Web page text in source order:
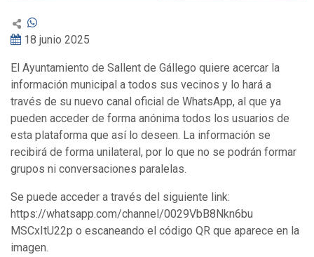
18 junio 2025
El Ayuntamiento de Sallent de Gállego quiere acercar la
información municipal a todos sus vecinos y lo hará a
través de su nuevo canal oficial de WhatsApp, al que ya
pueden acceder de forma anónima todos los usuarios de
esta plataforma que así lo deseen. La información se
recibirá de forma unilateral, por lo que no se podrán formar
grupos ni conversaciones paralelas.
Se puede acceder a través del siguiente link:
https://whatsapp.com/channel/0029VbB8Nkn6bu
MSCxItU22p o escaneando el código QR que aparece en la
imagen.